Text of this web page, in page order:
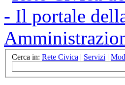
Cerca in: Rete Civica | Servizi |